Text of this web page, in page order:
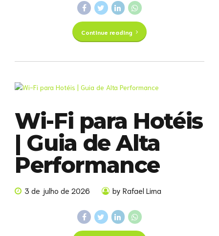
Continue reading
Wi-Fi para Hotéis
| Guia de Alta
Performance
3 de julho de 2026 by Rafael Lima